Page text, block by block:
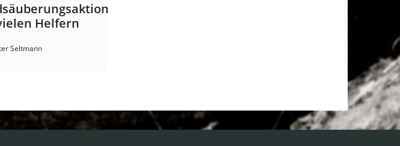
Helfern
Seltmann